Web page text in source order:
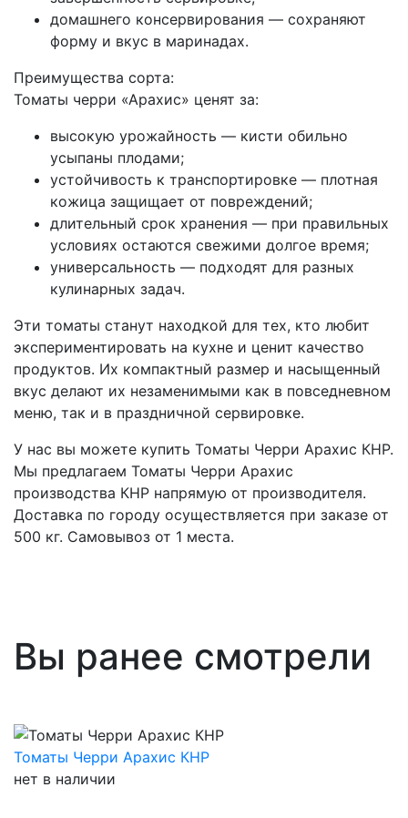
домашнего консервирования — сохраняют
форму и вкус в маринадах.
Преимущества сорта:
Томаты черри «Арахис» ценят за:
высокую урожайность — кисти обильно
усыпаны плодами;
устойчивость к транспортировке — плотная
кожица защищает от повреждений;
длительный срок хранения — при правильных
условиях остаются свежими долгое время;
универсальность — подходят для разных
кулинарных задач.
Эти томаты станут находкой для тех, кто любит
экспериментировать на кухне и ценит качество
продуктов. Их компактный размер и насыщенный
вкус делают их незаменимыми как в повседневном
меню, так и в праздничной сервировке.
У нас вы можете купить Томаты Черри Арахис КНР.
Мы предлагаем Томаты Черри Арахис
производства КНР напрямую от производителя.
Доставка по городу осуществляется при заказе от
500 кг. Самовывоз от 1 места.
Вы ранее смотрели
Томаты Черри Арахис КНР
нет в наличии